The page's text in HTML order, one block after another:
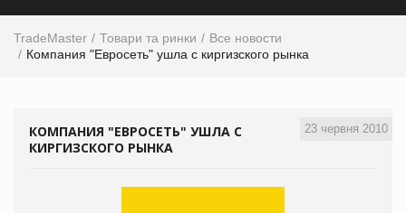
TradeMaster Товари та ринки
Все новости
Компания "Евросеть" ушла с киргизского рынка
23 червня 2010
КОМПАНИЯ "ЕВРОСЕТЬ" УШЛА С
КИРГИЗСКОГО РЫНКА